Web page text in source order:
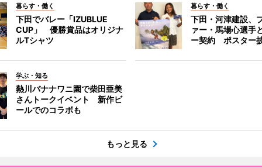
暮らす・働く
下田でバレー「IZUBLUE
CUP」 優勝賞品はオリジナ
ルTシャツ
暮らす・働く
下田・河津建設、
ァー・馬場心選手
ー契約 ポスター
学ぶ・知る
熱川バナナワニ園で柴田亜美
さんトークイベント 新作ビ
ールでのコラボも
もっと見る